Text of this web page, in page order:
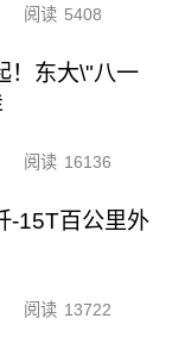
阅读 5408
！东大\"八一
阅读 16136
-15T百公里外
阅读 13722